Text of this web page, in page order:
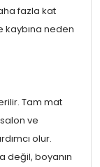
fazla kat
neden
Tam mat
ve
olur.
değil, boyanın